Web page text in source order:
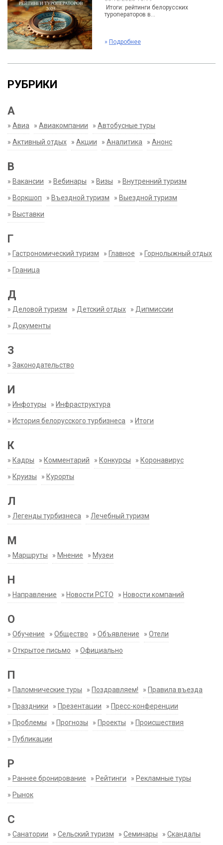
Итоги: рейтинги белорусских
туроператоров в...
» Подробнее
РУБРИКИ
А
» Авиа » Авиакомпании » Автобусные туры
» Активный отдых » Акции » Аналитика » Анонс
В
» Вакансии » Вебинары » Визы » Внутренний туризм
» Воркшоп » Въездной туризм » Выездной туризм
» Выставки
Г
» Гастрономический туризм » Главное » Горнолыжный отдых
» Граница
Д
» Деловой туризм » Детский отдых » Дипмиссии
» Документы
З
» Законодательство
И
» Инфотуры » Инфраструктура
» История белорусского турбизнеса » Итоги
К
» Кадры » Комментарий » Конкурсы » Коронавирус
» Круизы » Курорты
Л
» Легенды турбизнеса » Лечебный туризм
М
» Маршруты » Мнение » Музеи
Н
» Направление » Новости РСТО » Новости компаний
О
» Обучение » Общество » Объявление » Отели
» Открытое письмо » Официально
П
» Паломнические туры » Поздравляем! » Правила въезда
» Праздники » Презентации » Пресс-конференции
» Проблемы » Прогнозы » Проекты » Происшествия
» Публикации
Р
» Раннее бронирование » Рейтинги » Рекламные туры
» Рынок
С
» Санатории » Сельский туризм » Семинары » Скандалы